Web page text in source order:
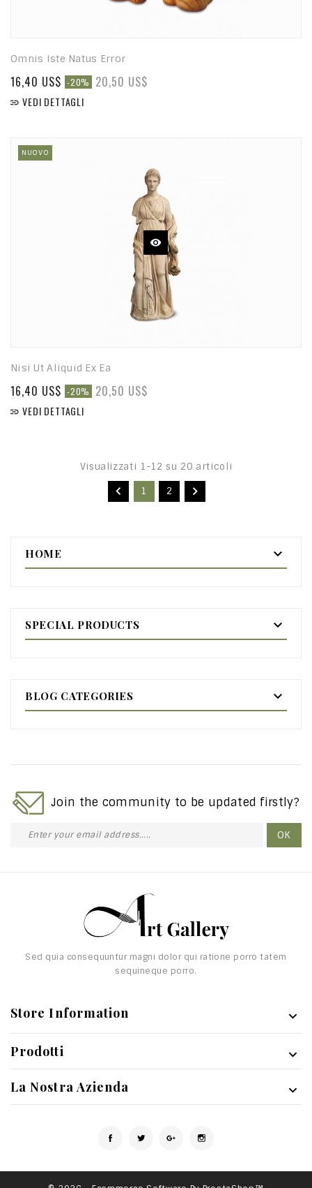
Omnis Iste Natus Error
16,40 US$ -20% 20,50 US$
 VEDI DETTAGLI
NUOVO
Nisi Ut Aliquid Ex Ea
16,40 US$ -20% 20,50 US$
 VEDI DETTAGLI
Visualizzati 1-12 su 20 articoli
 1 2 
HOME 
SPECIAL PRODUCTS 
BLOG CATEGORIES 
Join the community to be updated firstly?
Sed quia consequuntur magni dolor qui ratione porro tatem
sequineque porro.
Store Information 
Prodotti 
La Nostra Azienda 
FacebookTwitter Google+